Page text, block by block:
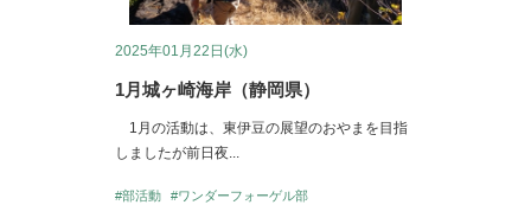
2025年01月22日(水)
1月城ヶ崎海岸（静岡県）
1月の活動は、東伊豆の展望のおやまを目指
しましたが前日夜...
#部活動 #ワンダーフォーゲル部